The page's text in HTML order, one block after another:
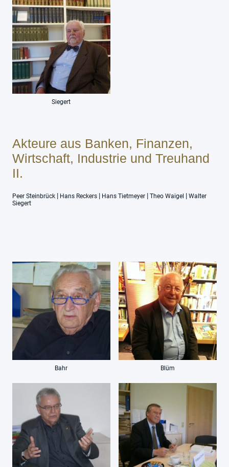
Siegert
Akteure aus Banken, Finanzen,
Wirtschaft, Industrie und Treuhand
II.
Peer Steinbrück | Hans Reckers | Hans Tietmeyer | Theo Waigel | Walter
Siegert
Bahr Blüm